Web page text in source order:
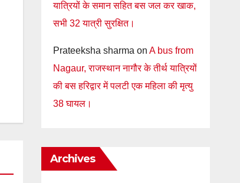
यात्रियों के समान सहित बस जल कर खाक,
सभी 32 यात्री सुरक्षित।
Prateeksha sharma on A bus from
Nagaur, राजस्थान नागौर के तीर्थ यात्रियों
की बस हरिद्वार में पलटी एक महिला की मृत्यु
38 घायल।
Archives